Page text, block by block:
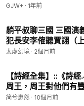
GJW+ · 1年前
躺平叔聊三國 三國
犯長安李傕聽賈詡（上
太虛幻境 · 2個月前
【詩經全集】::《詩
周王，周王對他們有
简兮惠然 · 10個月前